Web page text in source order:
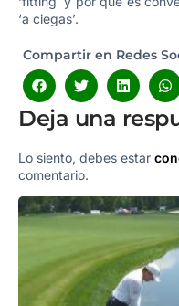
‘a ciegas’.
Compartir en Redes
Deja una
Lo siento, debes estar
comentario.